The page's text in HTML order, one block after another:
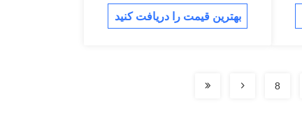
بهترین قیمت را دریافت کنید
8